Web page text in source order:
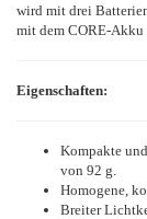
wird mit drei
mit dem CORE-
Eigenschaften:
Kompakte
von 92 g.
Homogene,
Breiter